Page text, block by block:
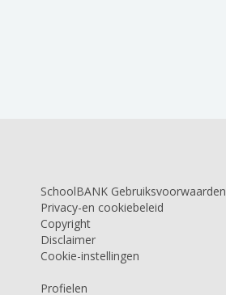
SchoolBANK Gebruiksvoorwaarden
Privacy-en cookiebeleid
Copyright
Disclaimer
Cookie-instellingen
Profielen